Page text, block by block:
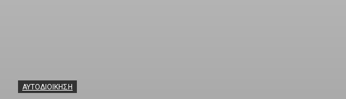
ΑΥΤΟΔΙΟΙΚΗΣΗ